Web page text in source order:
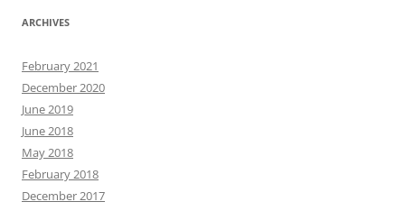
ARCHIVES
February 2021
December 2020
June 2019
June 2018
May 2018
February 2018
December 2017